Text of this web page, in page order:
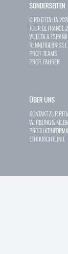
SONDERSEITEN
GIRO D`ITALIA
TOUR DE FRANCE
VUELTA A
RENNERGEBNISSE
PROFI-TEAMS
PROFI-FAHRER
ÜBER UNS
KONTAKT ZUR
WERBUNG &
ETHIKRICHTLINIE